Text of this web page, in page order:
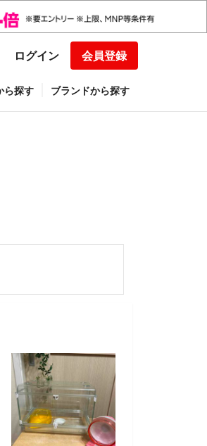
ログイン 会員登録
ら探す ブランドから探す